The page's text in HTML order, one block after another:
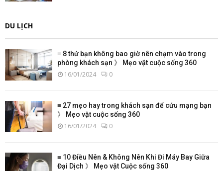
DU LỊCH
≡ 8 thứ bạn không bao giờ nên chạm vào trong
phòng khách sạn 》 Mẹo vặt cuộc sống 360
16/01/2024 0
≡ 27 mẹo hay trong khách sạn để cứu mạng bạn
》 Mẹo vặt cuộc sống 360
16/01/2024 0
≡ 10 Điều Nên & Không Nên Khi Đi Máy Bay Giữa
Đại Dịch 》 Mẹo vặt Cuộc sống 360